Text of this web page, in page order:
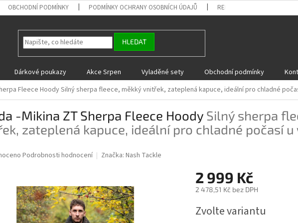
OBCHODNÍ PODMÍNKY PODMÍNKY OCHRANY OSOBNÍCH ÚDAJŮ REKLAMACE A VRÁCENÍ ZBOŽÍ
HLEDAT
Dárkové poukazy Akce Srpen Vyladěné sety Obchodní podmínky
Fleece HoodySilný sherpa fleece, měkký vnitřek, zateplená kapuce, ideální pro chladné
-Mikina ZT Sherpa Fleece Hoody Silný sherpa
zateplená kapuce, ideální pro chladné počasí u
Podrobnosti hodnocení Značka: Nash Tackle
2 999 Kč
2 478,51 Kč bez DPH
cena:
Zvolte variantu